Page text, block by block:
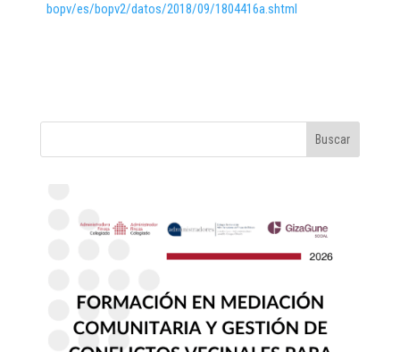
bopv/es/bopv2/datos/2018/09/1804416a.shtml